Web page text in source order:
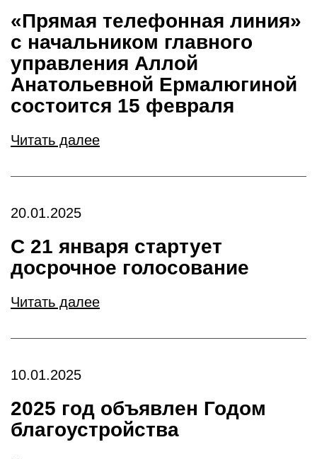
«Прямая телефонная линия»
c начальником главного
управления Аллой
Анатольевной Ермалюгиной
состоится 15 февраля
Читать далее
20.01.2025
С 21 января стартует
досрочное голосование
Читать далее
10.01.2025
2025 год объявлен Годом
благоустройства